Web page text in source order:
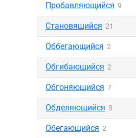
Пробавляющийся 9
Становящийся 21
Оббегающийся 2
Обгибающийся 2
Обгоняющийся 7
Обделяющийся 3
Обегающийся 2